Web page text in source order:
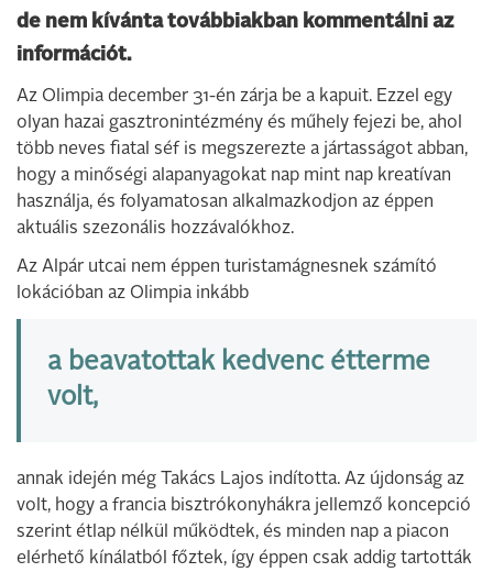
de nem kívánta továbbiakban kommentálni az
információt.
Az Olimpia december 31-én zárja be a kapuit. Ezzel egy
olyan hazai gasztronintézmény és műhely fejezi be, ahol
több neves fiatal séf is megszerezte a jártasságot abban,
hogy a minőségi alapanyagokat nap mint nap kreatívan
használja, és folyamatosan alkalmazkodjon az éppen
aktuális szezonális hozzávalókhoz.
Az Alpár utcai nem éppen turistamágnesnek számító
lokációban az Olimpia inkább
a beavatottak kedvenc étterme
volt,
annak idején még Takács Lajos indította. Az újdonság az
volt, hogy a francia bisztrókonyhákra jellemző koncepció
szerint étlap nélkül működtek, és minden nap a piacon
elérhető kínálatból főztek, így éppen csak addig tartották